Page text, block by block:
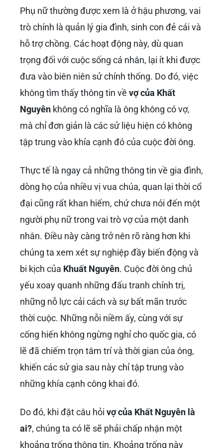
Phụ nữ thường được xem là ở hậu phương, vai
trò chính là quản lý gia đình, sinh con đẻ cái và
hỗ trợ chồng. Các hoạt động này, dù quan
trọng đối với cuộc sống cá nhân, lại ít khi được
đưa vào biên niên sử chính thống. Do đó, việc
không tìm thấy thông tin về vợ của Khất
Nguyên không có nghĩa là ông không có vợ,
mà chỉ đơn giản là các sử liệu hiện có không
tập trung vào khía cạnh đó của cuộc đời ông.
Thực tế là ngay cả những thông tin về gia đình,
dòng họ của nhiều vị vua chúa, quan lại thời cổ
đại cũng rất khan hiếm, chứ chưa nói đến một
người phụ nữ trong vai trò vợ của một danh
nhân. Điều này càng trở nên rõ ràng hơn khi
chúng ta xem xét sự nghiệp đầy biến động và
bi kịch của Khuất Nguyên. Cuộc đời ông chủ
yếu xoay quanh những đấu tranh chính trị,
những nỗ lực cải cách và sự bất mãn trước
thời cuộc. Những nỗi niềm ấy, cùng với sự
cống hiến không ngừng nghỉ cho quốc gia, có
lẽ đã chiếm trọn tâm trí và thời gian của ông,
khiến các sử gia sau này chỉ tập trung vào
những khía cạnh công khai đó.
Do đó, khi đặt câu hỏi vợ của Khất Nguyên là
ai?, chúng ta có lẽ sẽ phải chấp nhận một
khoảng trống thông tin. Khoảng trống này